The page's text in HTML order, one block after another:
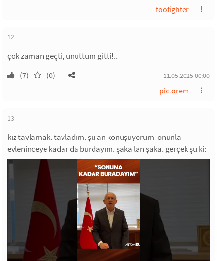
foofighter
12.
çok zaman geçti, unuttum gitti!..
(7) (0) 11.05.2025 00:00
pictorem
13.
kız tavlamak. tavladım. şu an konuşuyorum. onunla
evleninceye kadar da burdayım. şaka lan şaka. gerçek şu ki: